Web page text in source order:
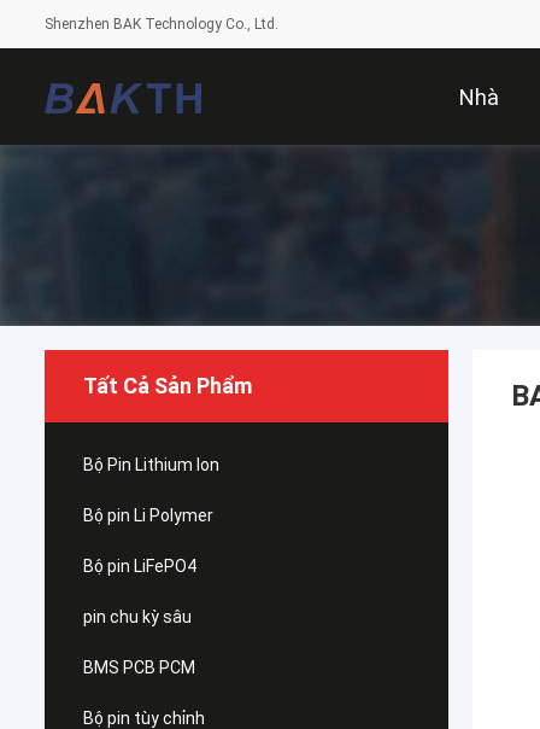
Shenzhen BAK Technology Co., Ltd.
Nhà
Tất Cả Sản Phẩm
Bộ Pin Lithium Ion
Bộ pin Li Polymer
Bộ pin LiFePO4
pin chu kỳ sâu
BMS PCB PCM
Bộ pin tùy chỉnh